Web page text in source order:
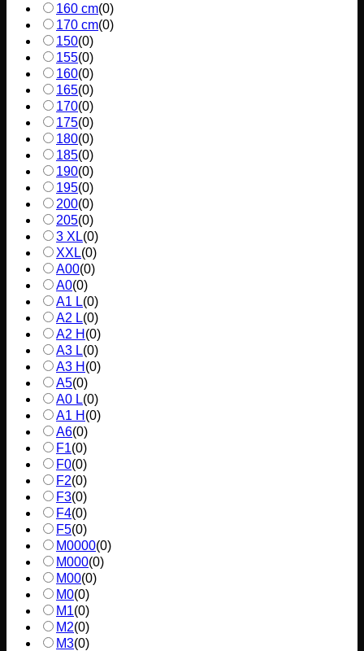
160 cm(0)
170 cm(0)
150(0)
155(0)
160(0)
165(0)
170(0)
175(0)
180(0)
185(0)
190(0)
195(0)
200(0)
205(0)
3 XL(0)
XXL(0)
A00(0)
A0(0)
A1 L(0)
A2 L(0)
A2 H (0)
A3 L(0)
A3 H (0)
A5(0)
A0 L(0)
A1 H (0)
A6(0)
F1(0)
F0(0)
F2(0)
F3(0)
F4(0)
F5(0)
M0000(0)
M000(0)
M00(0)
M0(0)
M1(0)
M2(0)
M3(0)